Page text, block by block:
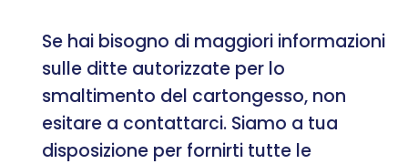
Se hai bisogno di maggiori informazioni
sulle ditte autorizzate per lo
smaltimento del cartongesso, non
esitare a contattarci. Siamo a tua
disposizione per fornirti tutte le